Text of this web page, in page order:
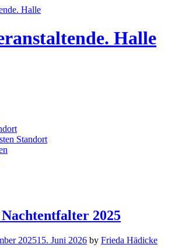
Halle
Standort
2025
202515. Juni 2026 by Frieda Hädicke